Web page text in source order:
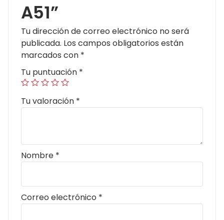
A51”
Tu dirección de correo electrónico no será
publicada. Los campos obligatorios están
marcados con *
Tu puntuación *
Tu valoración *
Nombre *
Correo electrónico *